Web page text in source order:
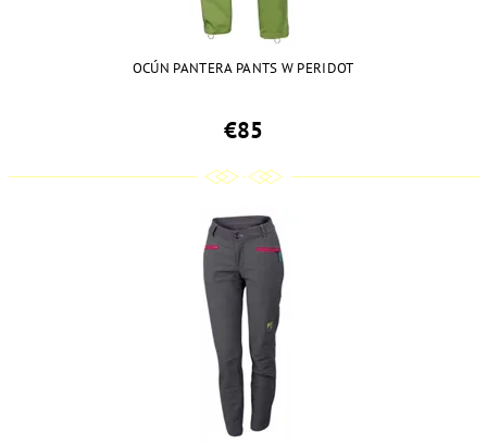
OCÚN PANTERA PANTS W PERIDOT
€85